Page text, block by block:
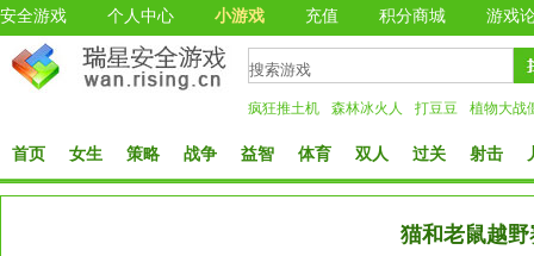
安全游戏 个人中心 小游戏 充值 积分商城 游戏
疯狂推土机 森林冰火人 打豆豆 植物大战
首页 女生 策略 战争 益智 体育 双人 过关 射击
猫和老鼠越野